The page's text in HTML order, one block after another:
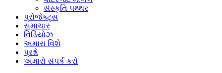
સંસ્કૃતિ પથ્થર
પ્રોજેક્ટ્સ
સમાચાર
વિડિયોઝ
અમારા વિશે
પ્રશ્નો
અમારો સંપર્ક કરો